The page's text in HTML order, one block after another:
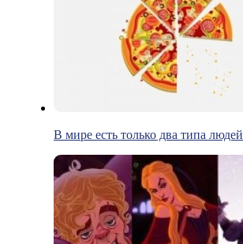
В мире есть только два типа людей